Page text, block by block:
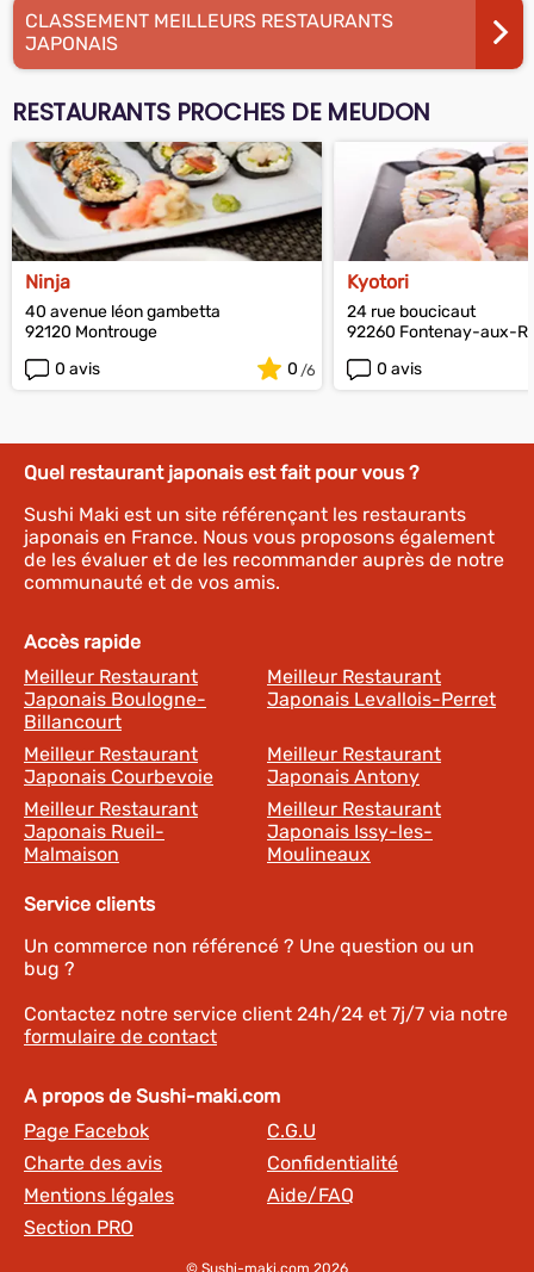
CLASSEMENT MEILLEURS RESTAURANTS
JAPONAIS
RESTAURANTS PROCHES DE MEUDON
Ninja
40 avenue léon gambetta
92120 Montrouge
0 avis
0
Kyotori
24 rue boucicaut
92260 Fontenay-aux-
0 avis
Quel restaurant japonais est fait pour vous ?
Sushi Maki est un site référençant les restaurants
japonais en France. Nous vous proposons également
de les évaluer et de les recommander auprès de notre
communauté et de vos amis.
Accès rapide
Meilleur Restaurant
Japonais Boulogne-
Billancourt
Meilleur Restaurant
Japonais Levallois-Perret
Meilleur Restaurant
Japonais Courbevoie
Meilleur Restaurant
Japonais Antony
Meilleur Restaurant
Japonais Rueil-
Malmaison
Meilleur Restaurant
Japonais Issy-les-
Moulineaux
Service clients
Un commerce non référencé ? Une question ou un
bug ?
Contactez notre service client 24h/24 et 7j/7 via notre
formulaire de contact
A propos de Sushi-maki.com
Page Facebok
C.G.U
Charte des avis
Confidentialité
Mentions légales
Aide/FAQ
Section PRO
© Sushi-maki.com 2026